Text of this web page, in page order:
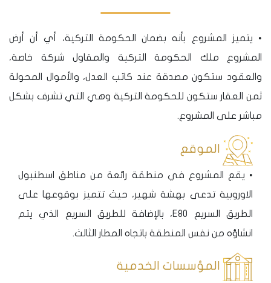
• يتميز المشروع بأنه بضمان الحكومة التركية، أي أن أرض
المشروع ملك الحكومة التركية والمقاول شركة خاصة،
والعقود ستكون مصدقة عند كاتب العدل، والأموال المحولة
ثمن العقار ستكون للحكومة التركية وهي التي تشرف بشكل
مباشر على المشروع.
الموقع
• يقع المشروع في منطقة رائعة من مناطق اسطنبول
الاوروبية تدعى بهشة شهير، حيث تتميز بوقوعها على
الطريق السريع E80، بالإضافة للطريق السريع الذي يتم
انشاؤه من نفس المنطقة باتجاه المطار الثالث.
المؤسسات الخدمية